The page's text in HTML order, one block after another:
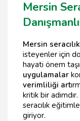
Mersin
Mersin seracılık
isteyenler için
hayati önem
uygulamalar
verimliliği art
kritik bir
seracılık
giriyor.